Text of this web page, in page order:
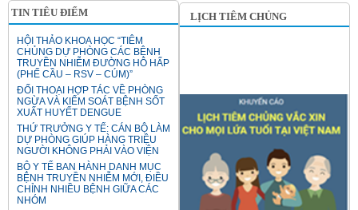
TIN TIÊU ĐIỂM
HỘI THẢO KHOA HỌC “TIÊM
CHỦNG DỰ PHÒNG CÁC BỆNH
TRUYỀN NHIỄM ĐƯỜNG HÔ HẤP
(PHẾ CẦU – RSV – CÚM)”
ĐỐI THOẠI HỢP TÁC VỀ PHÒNG
NGỪA VÀ KIỂM SOÁT BỆNH SỐT
XUẤT HUYẾT DENGUE
THỨ TRƯỞNG Y TẾ: CÁN BỘ LÀM
DỰ PHÒNG GIÚP HÀNG TRIỆU
NGƯỜI KHÔNG PHẢI VÀO VIỆN
BỘ Y TẾ BAN HÀNH DANH MỤC
BỆNH TRUYỀN NHIỄM MỚI, ĐIỀU
CHỈNH NHIỀU BỆNH GIỮA CÁC
NHÓM
LỊCH TIÊM CHỦNG